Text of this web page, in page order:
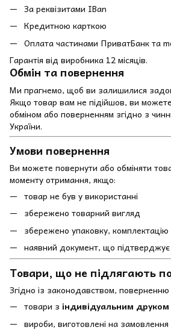
За реквізитами IBan
Кредитною карткою
Оплата частинами ПриватБанк та
Гарантія від виробника 12 місяців.
Обмін та повернення
Ми прагнемо, щоб ви залишилися
Якщо товар вам не підійшов, ви
обміном або поверненням згідно з
України.
Умови повернення
Ви можете повернути або обміняти
моменту отримання, якщо:
товар не був у використанні
збережено товарний вигляд
збережено упаковку, комплектацію
наявний документ, що підтверджує
Товари, що не підлягають
Згідно із законодавством,
товари з індивідуальним
вироби, виготовлені на замовлення